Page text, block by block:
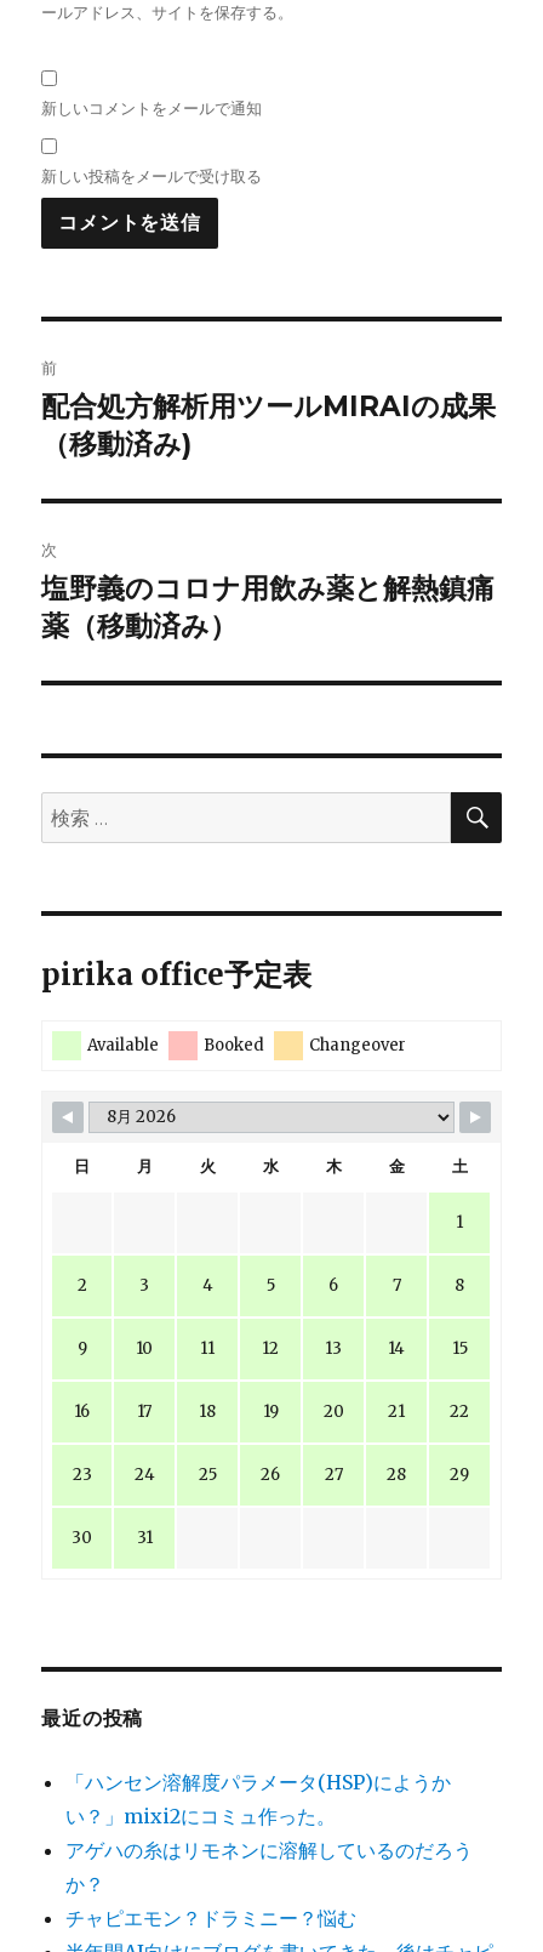
ールアドレス、サイトを保存する。
新しいコメントをメールで通知
新しい投稿をメールで受け取る
稿
ナ
ビ
ゲ
ー
シ
ン
前
前
の
稿:
配合処方解析用ツールMIRAIの成果
（移動済み)
次
次
の
稿:
塩野義のコロナ用飲み薬と解熱鎮痛
薬（移動済み）
検
索:
検
pirika office予定表
Available Booked Changeover
日 月 火 水 木 金 土
1
2 3 4 5 6 7 8
9 10 11 12 13 14 15
16 17 18 19 20 21 22
23 24 25 26 27 28 29
30 31
最近の投稿
「ハンセン溶解度パラメータ(HSP)にようか
い？」mixi2にコミュ作った。
アゲハの糸はリモネンに溶解しているのだろう
か？
チャピエモン？ドラミニー？悩む